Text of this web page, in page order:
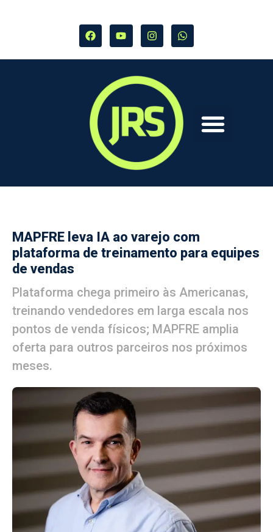
MAPFRE leva IA ao varejo com
plataforma de treinamento para equipes
de vendas
Plataforma chega primeiro às Americanas,
treinando vendedores em larga escala nos
pontos de venda físicos; MAPFRE amplia
oferta para outros parceiros nos próximos
meses.